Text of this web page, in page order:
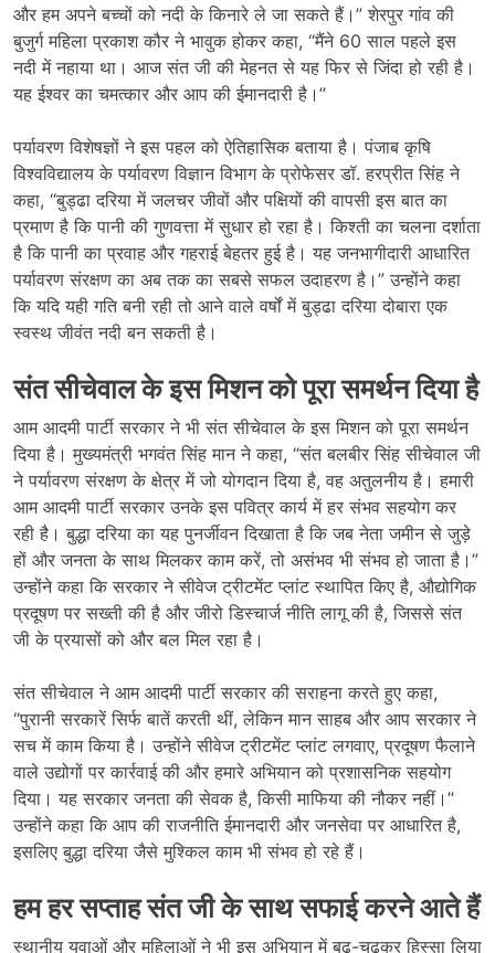
और हम अपने बच्चों को नदी के किनारे ले जा सकते हैं।” शेरपुर गांव की
बुजुर्ग महिला प्रकाश कौर ने भावुक होकर कहा, “मैंने 60 साल पहले इस
नदी में नहाया था। आज संत जी की मेहनत से यह फिर से जिंदा हो रही है।
यह ईश्वर का चमत्कार और आप की ईमानदारी है।”
पर्यावरण विशेषज्ञों ने इस पहल को ऐतिहासिक बताया है। पंजाब कृषि
विश्वविद्यालय के पर्यावरण विज्ञान विभाग के प्रोफेसर डॉ. हरप्रीत सिंह ने
कहा, “बुड्ढा दरिया में जलचर जीवों और पक्षियों की वापसी इस बात का
प्रमाण है कि पानी की गुणवत्ता में सुधार हो रहा है। किश्ती का चलना दर्शाता
है कि पानी का प्रवाह और गहराई बेहतर हुई है। यह जनभागीदारी आधारित
पर्यावरण संरक्षण का अब तक का सबसे सफल उदाहरण है।” उन्होंने कहा
कि यदि यही गति बनी रही तो आने वाले वर्षों में बुड्ढा दरिया दोबारा एक
स्वस्थ जीवंत नदी बन सकती है।
संत सीचेवाल के इस मिशन को पूरा समर्थन दिया है
आम आदमी पार्टी सरकार ने भी संत सीचेवाल के इस मिशन को पूरा समर्थन
दिया है। मुख्यमंत्री भगवंत सिंह मान ने कहा, “संत बलबीर सिंह सीचेवाल जी
ने पर्यावरण संरक्षण के क्षेत्र में जो योगदान दिया है, वह अतुलनीय है। हमारी
आम आदमी पार्टी सरकार उनके इस पवित्र कार्य में हर संभव सहयोग कर
रही है। बुद्धा दरिया का यह पुनर्जीवन दिखाता है कि जब नेता जमीन से जुड़े
हों और जनता के साथ मिलकर काम करें, तो असंभव भी संभव हो जाता है।”
उन्होंने कहा कि सरकार ने सीवेज ट्रीटमेंट प्लांट स्थापित किए है, औद्योगिक
प्रदूषण पर सख्ती की है और जीरो डिस्चार्ज नीति लागू की है, जिससे संत
जी के प्रयासों को और बल मिल रहा है।
संत सीचेवाल ने आम आदमी पार्टी सरकार की सराहना करते हुए कहा,
“पुरानी सरकारें सिर्फ बातें करती थीं, लेकिन मान साहब और आप सरकार ने
सच में काम किया है। उन्होंने सीवेज ट्रीटमेंट प्लांट लगवाए, प्रदूषण फैलाने
वाले उद्योगों पर कार्रवाई की और हमारे अभियान को प्रशासनिक सहयोग
दिया। यह सरकार जनता की सेवक है, किसी माफिया की नौकर नहीं।”
उन्होंने कहा कि आप की राजनीति ईमानदारी और जनसेवा पर आधारित है,
इसलिए बुद्धा दरिया जैसे मुश्किल काम भी संभव हो रहे हैं।
हम हर सप्ताह संत जी के साथ सफाई करने आते हैं
स्थानीय युवाओं और महिलाओं ने भी इस अभियान में बढ़-चढ़कर हिस्सा लिया